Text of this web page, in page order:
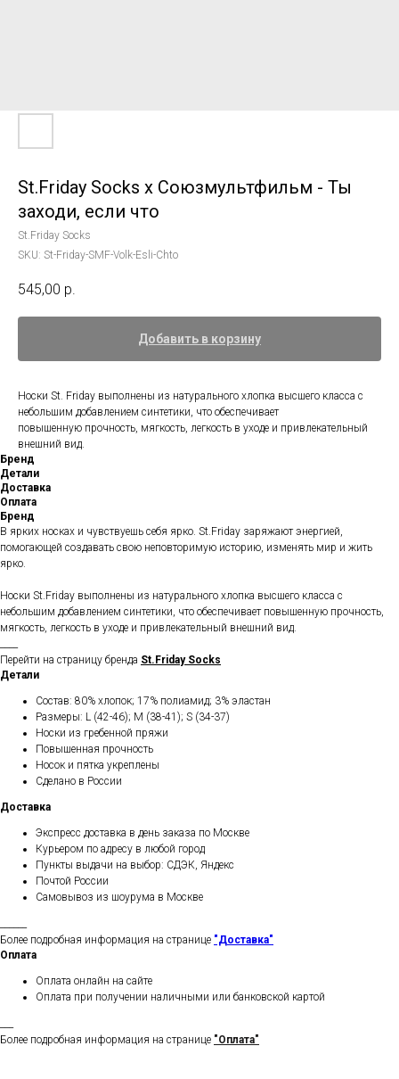
St.Friday Socks x Союзмультфильм - Ты
заходи, если что
St.Friday Socks
SKU: St-Friday-SMF-Volk-Esli-Chto
545,00 р.
Добавить в корзину
Носки St. Friday выполнены из натурального хлопка высшего класса с
небольшим добавлением синтетики, что обеспечивает
повышенную прочность, мягкость, легкость в уходе и привлекательный
внешний вид.
Бренд
Детали
Доставка
Оплата
Бренд
В ярких носках и чувствуешь себя ярко. St.Friday заряжают энергией,
помогающей создавать свою неповторимую историю, изменять мир и жить
ярко.
Носки St.Friday выполнены из натурального хлопка высшего класса с
небольшим добавлением синтетики, что обеспечивает повышенную прочность,
мягкость, легкость в уходе и привлекательный внешний вид.
Перейти на страницу бренда St.Friday Socks
Детали
Состав: 80% хлопок; 17% полиамид; 3% эластан
Размеры: L (42-46); M (38-41); S (34-37)
Носки из гребенной пряжи
Повышенная прочность
Носок и пятка укреплены
Сделано в России
Доставка
Экспресс доставка в день заказа по Москве
Курьером по адресу в любой город
Пункты выдачи на выбор: СДЭК, Яндекс
Почтой России
Самовывоз из шоурума в Москве
Более подробная информация на странице "Доставка"
Оплата
Оплата онлайн на сайте
Оплата при получении наличными или банковской картой
Более подробная информация на странице "Оплата"